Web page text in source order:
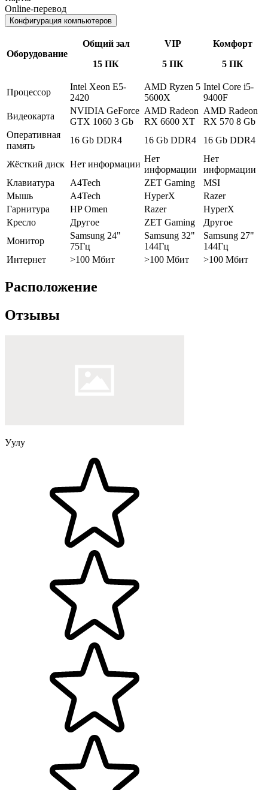
Online-перевод
Конфигурация компьютеров
Оборудование
Общий зал
15 ПК
VIP
5 ПК
Комфорт
5 ПК
Процессор
Intel Xeon E5-
2420
AMD Ryzen 5
5600X
Intel Core i5-
9400F
Видеокарта
NVIDIA GeForce
GTX 1060 3 Gb
AMD Radeon
RX 6600 XT
AMD Radeon
RX 570 8 Gb
Оперативная
память
16 Gb DDR4 16 Gb DDR4 16 Gb DDR4
Жёсткий диск Нет информации
Нет
информации
Нет
информации
Клавиатура
A4Tech ZET Gaming
MSI
Мышь
A4Tech HyperX
Razer
Гарнитура
HP Omen Razer
HyperX
Кресло
Другое ZET Gaming
Другое
Монитор
Samsung 24"
75Гц
Samsung 32"
144Гц
Samsung 27"
144Гц
Интернет
>100 Мбит >100 Мбит >100 Мбит
Расположение
Отзывы
Уулу